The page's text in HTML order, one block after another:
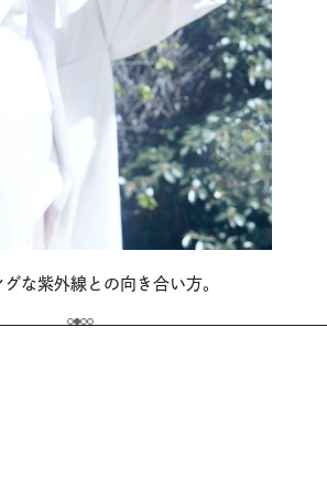
な紫外線との向き合い方。